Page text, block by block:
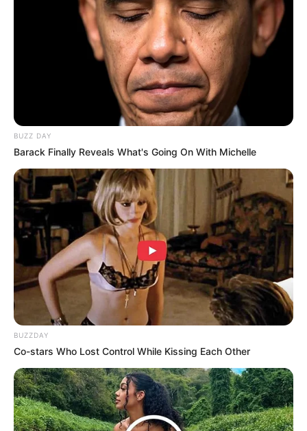
LIHAT ARTIKEL LAINNYA
BUZZ DAY
Barack Finally Reveals What's Going On With Michelle
BUZZDAY
Co-stars Who Lost Control While Kissing Each Other